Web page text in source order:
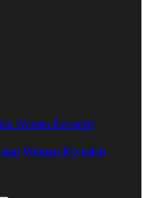
Woman Revealed
Woman Revealed